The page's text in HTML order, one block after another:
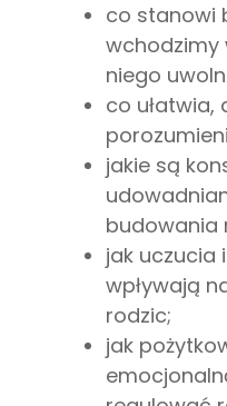
co stanowi
wchodzimy
niego
co ułatwia,
jakie są
budowania
jak uczucia
wpływają
rodzic;
jak